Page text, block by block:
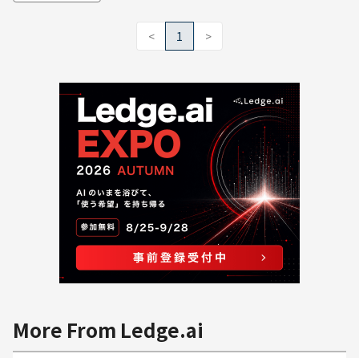
< 1 >
More From Ledge.ai